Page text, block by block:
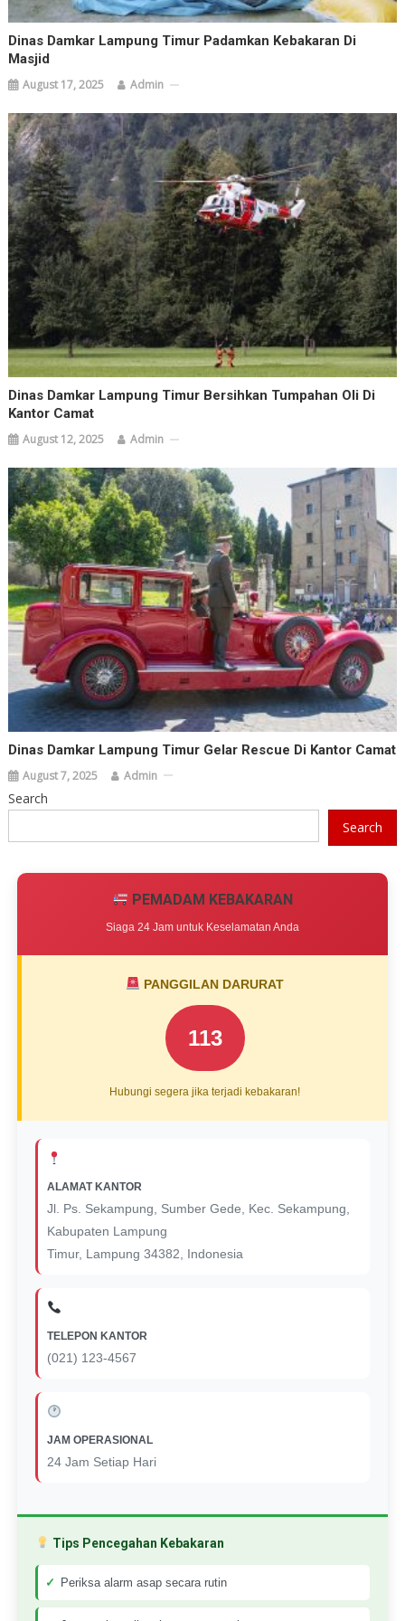
Dinas Damkar Lampung Timur Padamkan Kebakaran Di
Masjid
August 17, 2025 Admin
Dinas Damkar Lampung Timur Bersihkan Tumpahan Oli Di
Kantor Camat
August 12, 2025 Admin
Dinas Damkar Lampung Timur Gelar Rescue Di Kantor Camat
August 7, 2025 Admin
Search
Search
PEMADAM KEBAKARAN
Siaga 24 Jam untuk Keselamatan Anda
PANGGILAN DARURAT
113
Hubungi segera jika terjadi kebakaran!
ALAMAT KANTOR
Jl. Ps. Sekampung, Sumber Gede, Kec. Sekampung,
Kabupaten Lampung
Timur, Lampung 34382, Indonesia
TELEPON KANTOR
(021) 123-4567
JAM OPERASIONAL
24 Jam Setiap Hari
Tips Pencegahan Kebakaran
Periksa alarm asap secara rutin